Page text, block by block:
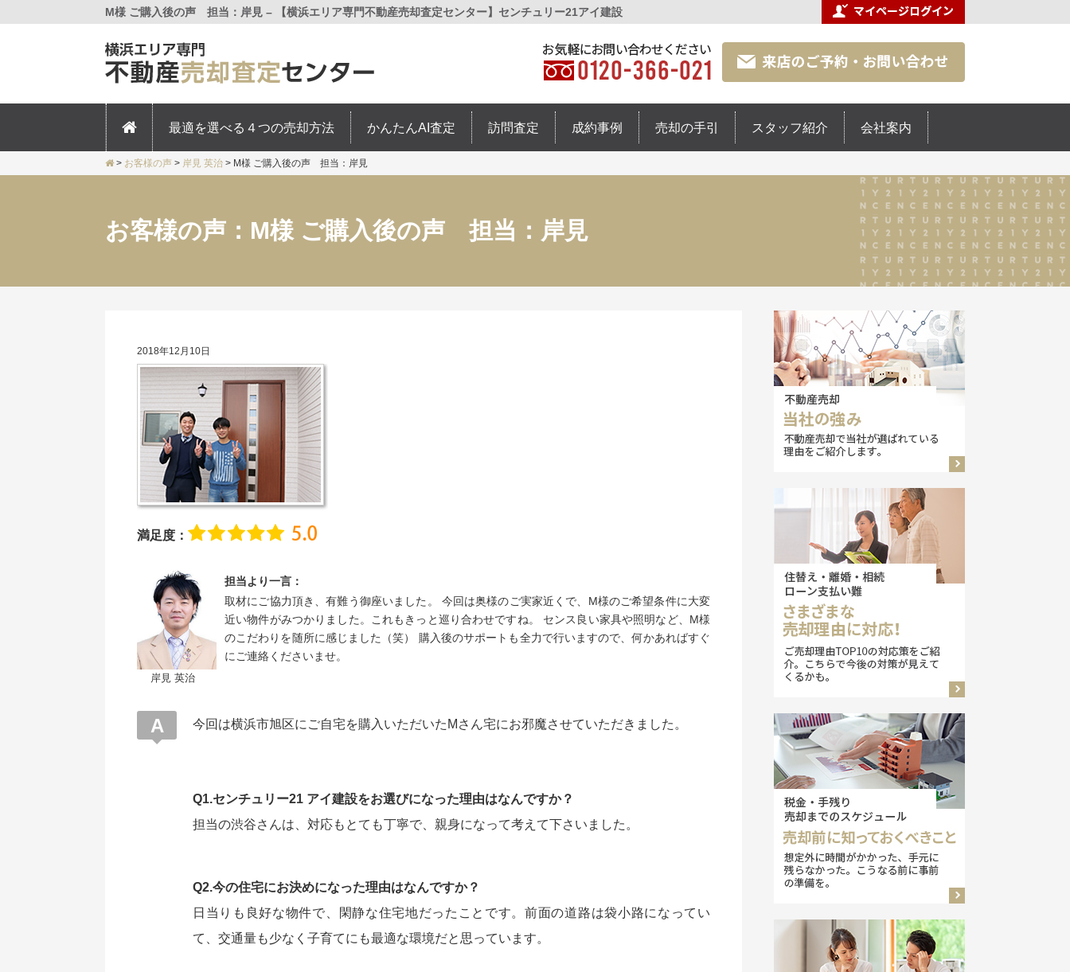
M様 ご購入後の声 担当：岸見 – 【横浜エリア専門不動産売却査定センター】センチュリー21アイ建設
最適を選べる４つの売却方法 かんたんAI査定 訪問査定 成約事例 売却の手引 スタッフ紹介 会社案内
> お客様の声 > 岸見 英治 > M様 ご購入後の声 担当：岸見
お客様の声：M様 ご購入後の声 担当：岸見
2018年12月10日
満足度：
岸見 英治
担当より一言：
取材にご協力頂き、有難う御座いました。 今回は奥様のご実家近くで、M様のご希望条件に大変
近い物件がみつかりました。これもきっと巡り合わせですね。 センス良い家具や照明など、M様
のこだわりを随所に感じました（笑） 購入後のサポートも全力で行いますので、何かあればすぐ
にご連絡くださいませ。
今回は横浜市旭区にご自宅を購入いただいたMさん宅にお邪魔させていただきました。
Q1.センチュリー21 アイ建設をお選びになった理由はなんですか？
担当の渋谷さんは、対応もとても丁寧で、親身になって考えて下さいました。
Q2.今の住宅にお決めになった理由はなんですか？
日当りも良好な物件で、閑静な住宅地だったことです。前面の道路は袋小路になってい
て、交通量も少なく子育てにも最適な環境だと思っています。